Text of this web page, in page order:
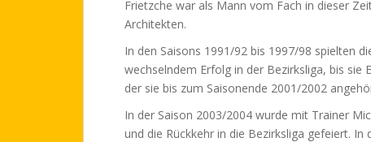
Frietzche war als Mann vom Fach in dieser
Architekten.
In den Saisons 1991/92 bis 1997/98 spielten
wechselndem Erfolg in der Bezirksliga, bis sie
der sie bis zum Saisonende 2001/2002
In der Saison 2003/2004 wurde mit Trainer
und die Rückkehr in die Bezirksliga gefeiert.